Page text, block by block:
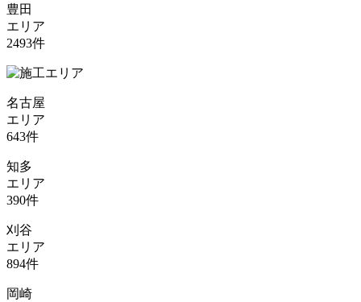
豊田
エリア
2493件
名古屋
エリア
643件
知多
エリア
390件
刈谷
エリア
894件
岡崎